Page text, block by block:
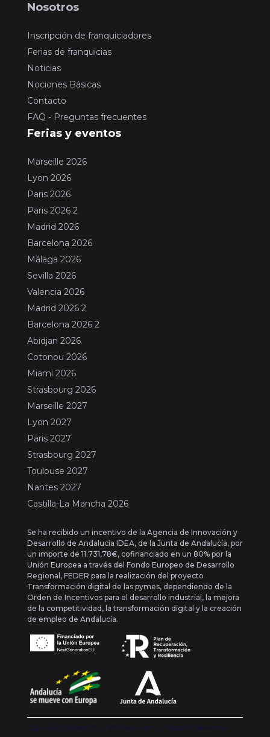
Nosotros
Inscripción de franquiciadores
Ferias de franquicias
Noticias
Nociones Básicas
Contacto
FAQ - Preguntas frecuentes
Ferias y eventos
Marseille 2026
Lyon 2026
Paris 2026
Paris 2026 2
Madrid 2026
Barcelona 2026
Málaga 2026
Sevilla 2026
Valencia 2026
Madrid 2026 2
Barcelona 2026 2
Abidjan 2026
Cotonou 2026
Miami 2026
Strasbourg 2026
Marseille 2027
Lyon 2027
Paris 2027
Strasbourg 2027
Toulouse 2027
Nantes 2027
Castilla-La Mancha 2026
Se ha recibido un incentivo de la Agencia de Innovación y
Desarrollo de Andalucía IDEA, de la Junta de Andalucía, por
un importe de 11.731,78€, cofinanciado en un 80% por la
Unión Europea a través del Fondo Europeo de Desarrollo
Regional, FEDER para la realización del proyecto
Transformación digital de las pymes, dependiendo de la
Orden de Incentivos para el desarrollo industrial, la mejora
de la competitividad, la transformación digital y la creación
de empleo de Andalucía.
Copyright {{ date('Y') }} ® Franquishop. Todos los derechos